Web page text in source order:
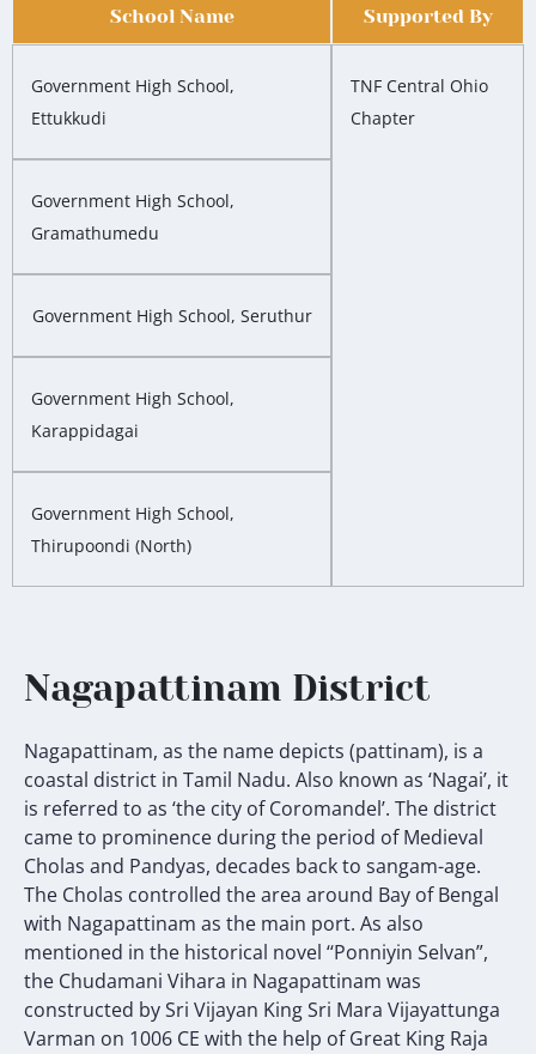
School Name Supported By
Government High School,
Ettukkudi
TNF Central Ohio
Chapter
Government High School,
Gramathumedu
Government High School, Seruthur
Government High School,
Karappidagai
Government High School,
Thirupoondi (North)
Nagapattinam District
Nagapattinam, as the name depicts (pattinam), is a
coastal district in Tamil Nadu. Also known as ‘Nagai’, it
is referred to as ‘the city of Coromandel’. The district
came to prominence during the period of Medieval
Cholas and Pandyas, decades back to sangam-age.
The Cholas controlled the area around Bay of Bengal
with Nagapattinam as the main port. As also
mentioned in the historical novel ‘‘Ponniyin Selvan”,
the Chudamani Vihara in Nagapattinam was
constructed by Sri Vijayan King Sri Mara Vijayattunga
Varman on 1006 CE with the help of Great King Raja